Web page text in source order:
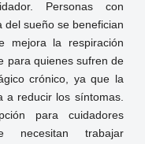
Personas con
del sueño se benefician
mejora la respiración
para quienes sufren de
crónico, ya que la
a reducir los síntomas.
para cuidadores
necesitan trabajar